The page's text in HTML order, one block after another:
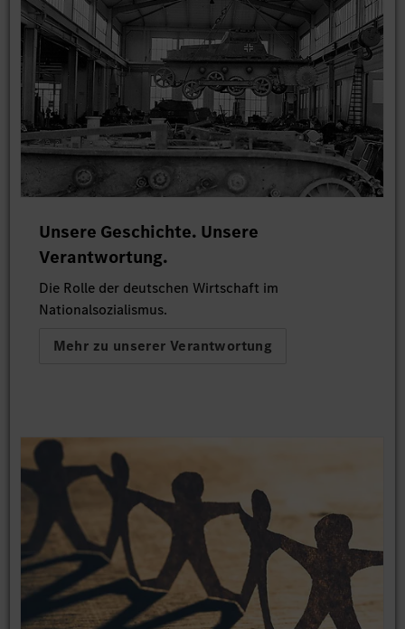
Unsere Geschichte. Unsere
Verantwortung.
Die Rolle der deutschen Wirtschaft im
Nationalsozialismus.
Mehr zu unserer Verantwortung